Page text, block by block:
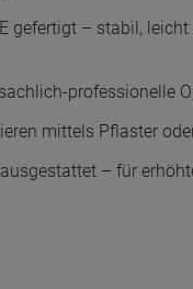
gefertigt – stabil,
professionelle
mittels Pflaster
– für